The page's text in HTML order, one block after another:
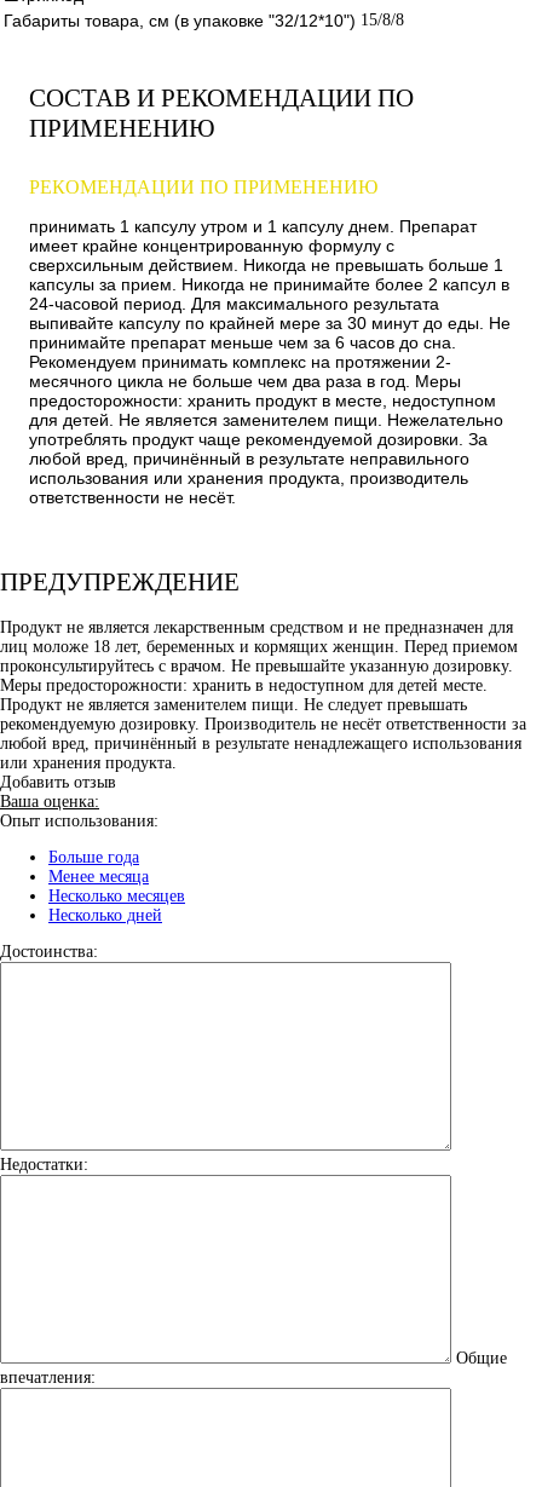
Габариты товара, см (в упаковке "32/12*10") 15/8/8
СОСТАВ И РЕКОМЕНДАЦИИ ПО
ПРИМЕНЕНИЮ
РЕКОМЕНДАЦИИ ПО ПРИМЕНЕНИЮ
принимать 1 капсулу утром и 1 капсулу днем. Препарат
имеет крайне концентрированную формулу с
сверхсильным действием. Никогда не превышать больше 1
капсулы за прием. Никогда не принимайте более 2 капсул в
24-часовой период. Для максимального результата
выпивайте капсулу по крайней мере за 30 минут до еды. Не
принимайте препарат меньше чем за 6 часов до сна.
Рекомендуем принимать комплекс на протяжении 2-
месячного цикла не больше чем два раза в год. Меры
предосторожности: хранить продукт в месте, недоступном
для детей. Не является заменителем пищи. Нежелательно
употреблять продукт чаще рекомендуемой дозировки. За
любой вред, причинённый в результате неправильного
использования или хранения продукта, производитель
ответственности не несёт.
ПРЕДУПРЕЖДЕНИЕ
Продукт не является лекарственным средством и не предназначен для
лиц моложе 18 лет, беременных и кормящих женщин. Перед приемом
проконсультируйтесь с врачом. Не превышайте указанную дозировку.
Меры предосторожности: хранить в недоступном для детей месте.
Продукт не является заменителем пищи. Не следует превышать
рекомендуемую дозировку. Производитель не несёт ответственности за
любой вред, причинённый в результате ненадлежащего использования
или хранения продукта.
Добавить отзыв
Ваша оценка:
Опыт использования:
Больше года
Менее месяца
Несколько месяцев
Несколько дней
Достоинства:
Недостатки:
Общие
впечатления: